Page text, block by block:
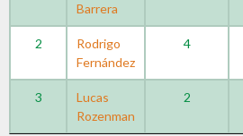
Barrera
2
Rodrigo
Fernández
4
3
Lucas
Rozenman
2